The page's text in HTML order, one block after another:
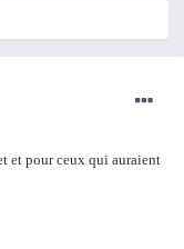
et pour ceux qui auraient